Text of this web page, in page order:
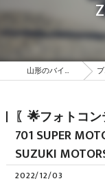
山形のバイクはBeSTAR株式会社 ブログ
〖🌟フォトコン
701 SUPER
SUZUKI
2022/12/03